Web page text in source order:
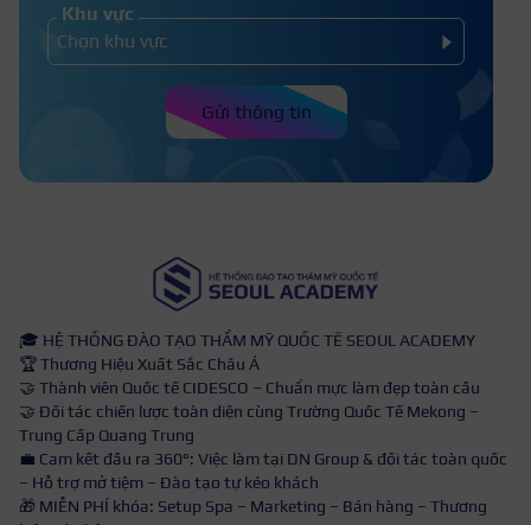
Khu vực
Gửi thông tin
🎓 HỆ THỐNG ĐÀO TẠO THẨM MỸ QUỐC TẾ SEOUL ACADEMY
🏆 Thương Hiệu Xuất Sắc Châu Á
🤝 Thành viên Quốc tế CIDESCO – Chuẩn mực làm đẹp toàn cầu
🤝 Đối tác chiến lược toàn diện cùng Trường Quốc Tế Mekong –
Trung Cấp Quang Trung
💼 Cam kết đầu ra 360°: Việc làm tại DN Group & đối tác toàn quốc
– Hỗ trợ mở tiệm – Đào tạo tự kéo khách
🎁 MIỄN PHÍ khóa: Setup Spa – Marketing – Bán hàng – Thương